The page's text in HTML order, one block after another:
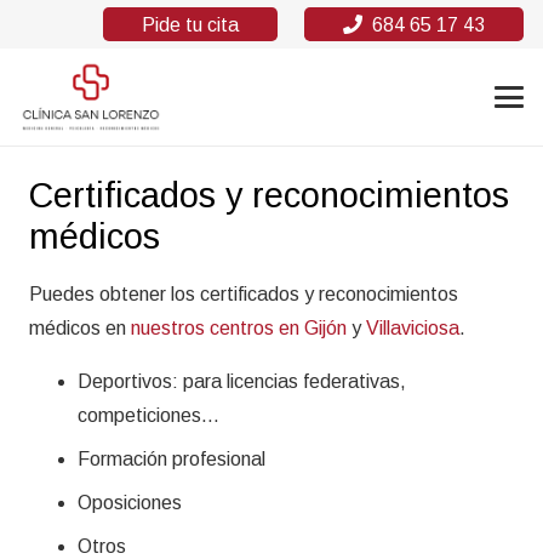
Pide tu cita 684 65 17 43
Certificados y reconocimientos
médicos
Puedes obtener los certificados y reconocimientos
médicos en nuestros centros en Gijón yVillaviciosa.
Deportivos: para licencias federativas,
competiciones…
Formación profesional
Oposiciones
Otros